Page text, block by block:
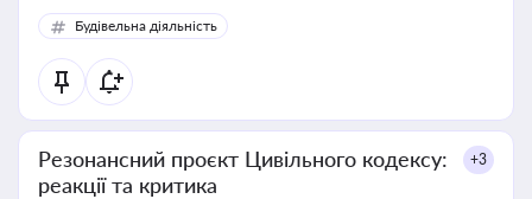
Будівельна діяльність
Резонансний проєкт Цивільного кодексу:
реакції та критика
+3